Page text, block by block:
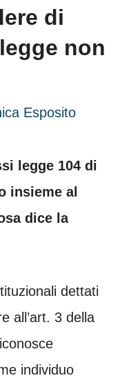
di
non
Esposito
legge 104 di
insieme al
dice la
dettati
all’art. 3 della
individuo